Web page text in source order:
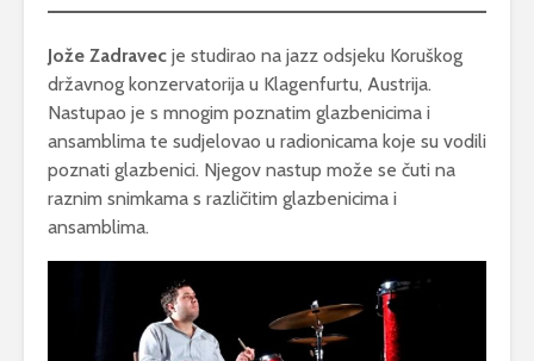
Jože Zadravec je studirao na jazz odsjeku Koruškog
državnog konzervatorija u Klagenfurtu, Austrija.
Nastupao je s mnogim poznatim glazbenicima i
ansamblima te sudjelovao u radionicama koje su vodili
poznati glazbenici. Njegov nastup može se čuti na
raznim snimkama s različitim glazbenicima i
ansamblima.